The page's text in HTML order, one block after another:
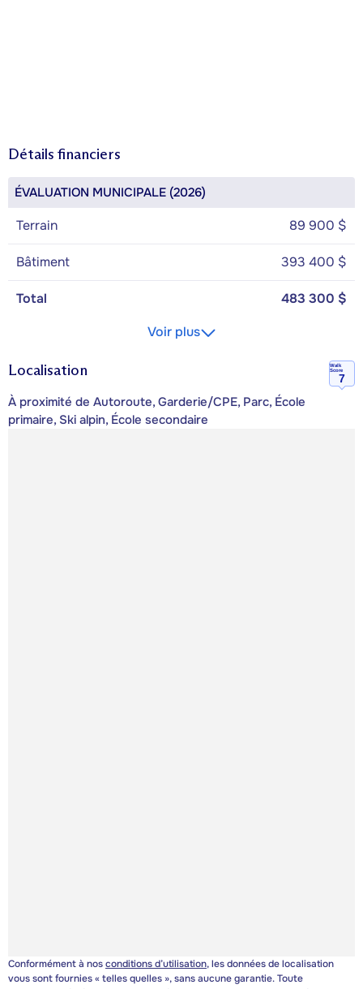
Détails financiers
ÉVALUATION MUNICIPALE (2026)
Terrain 89 900 $
Bâtiment 393 400 $
Total
483 300 $
Voir plus
Localisation
Walk
Score
7
À proximité de Autoroute, Garderie/CPE, Parc, École
primaire, Ski alpin, École secondaire
Conformément à nosconditions d’utilisation, les données de localisation
vous sont fournies « telles quelles », sans aucune garantie. Toute